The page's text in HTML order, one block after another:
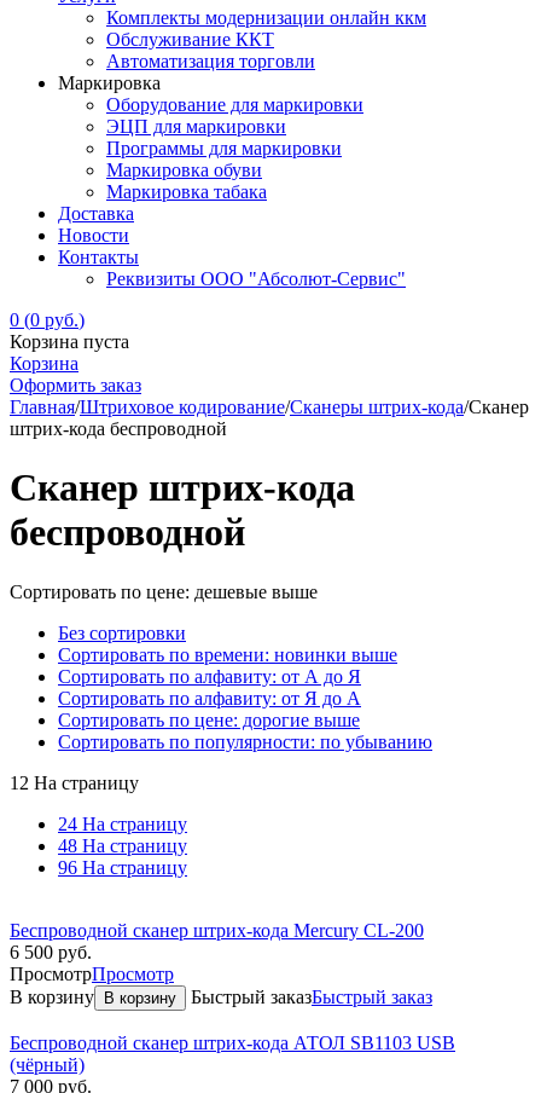
Комплекты модернизации онлайн ккм
Обслуживание ККТ
Автоматизация торговли
Маркировка
Оборудование для маркировки
ЭЦП для маркировки
Программы для маркировки
Маркировка обуви
Маркировка табака
Доставка
Новости
Контакты
Реквизиты ООО "Абсолют-Сервис"
0 (0 руб.)
Корзина пуста
Корзина
Оформить заказ
Главная/Штриховое кодирование/Сканеры штрих-кода/Сканер
штрих-кода беспроводной
Сканер штрих-кода
беспроводной
Сортировать по цене: дешевые выше
Без сортировки
Сортировать по времени: новинки выше
Сортировать по алфавиту: от А до Я
Сортировать по алфавиту: от Я до А
Сортировать по цене: дорогие выше
Сортировать по популярности: по убыванию
12 На страницу
24 На страницу
48 На страницу
96 На страницу
Беспроводной сканер штрих-кода Mercury CL-200
6 500 руб.
ПросмотрПросмотр
В корзину
В корзину Быстрый заказБыстрый заказ
Беспроводной сканер штрих-кода АТОЛ SB1103 USB
(чёрный)
7 000 руб.